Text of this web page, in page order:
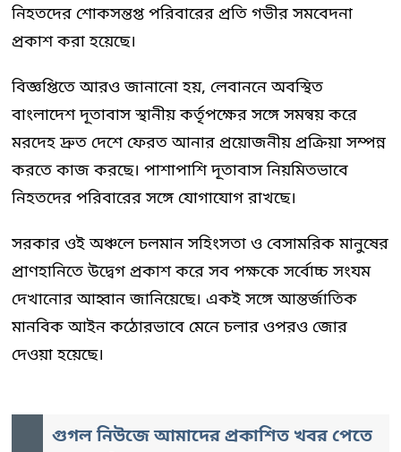
নিহতদের শোকসন্তপ্ত পরিবারের প্রতি গভীর সমবেদনা
প্রকাশ করা হয়েছে।
বিজ্ঞপ্তিতে আরও জানানো হয়, লেবাননে অবস্থিত
বাংলাদেশ দূতাবাস স্থানীয় কর্তৃপক্ষের সঙ্গে সমন্বয় করে
মরদেহ দ্রুত দেশে ফেরত আনার প্রয়োজনীয় প্রক্রিয়া সম্পন্ন
করতে কাজ করছে। পাশাপাশি দূতাবাস নিয়মিতভাবে
নিহতদের পরিবারের সঙ্গে যোগাযোগ রাখছে।
সরকার ওই অঞ্চলে চলমান সহিংসতা ও বেসামরিক মানুষের
প্রাণহানিতে উদ্বেগ প্রকাশ করে সব পক্ষকে সর্বোচ্চ সংযম
দেখানোর আহ্বান জানিয়েছে। একই সঙ্গে আন্তর্জাতিক
মানবিক আইন কঠোরভাবে মেনে চলার ওপরও জোর
দেওয়া হয়েছে।
গুগল নিউজে আমাদের প্রকাশিত খবর পেতে